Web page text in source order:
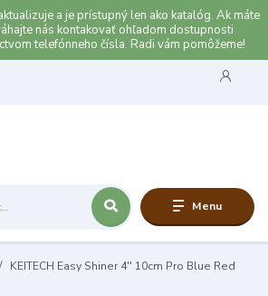
a je prístupný len ako katalóg. Ak máte
nás kontakovať ohľadom dostupnosti
telefónneho čísla. Radi vám pomôžeme!
Menu
KEITECH Easy Shiner 4'' 10cm Pro Blue Red